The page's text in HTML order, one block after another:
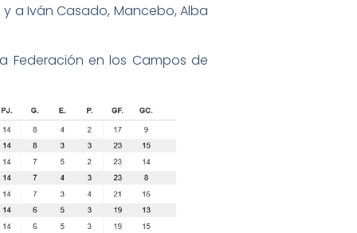
a Iván Casado, Mancebo, Alba
Federación en los Campos de